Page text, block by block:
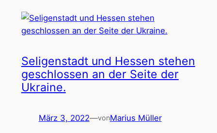
Seligenstadt und Hessen stehen
geschlossen an der Seite der
Ukraine.
März 3, 2022—vonMarius Müller